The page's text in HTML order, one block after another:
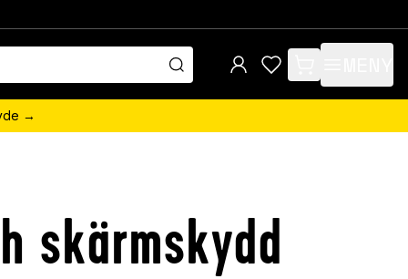
items in cart, view
→
skärmskydd